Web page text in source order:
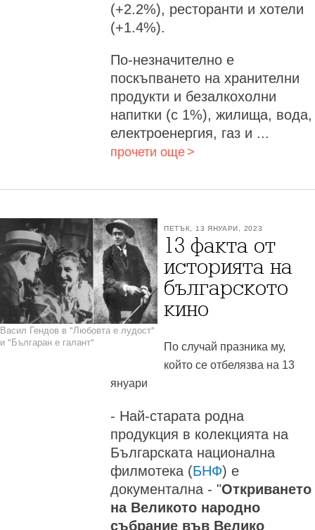
(+2.2%), ресторанти и хотели
(+1.4%).
По-незначително е
поскъпването на хранителни
продукти и безалкохолни
напитки (с 1%), жилища, вода,
електроенергия, газ и ...
прочети още
ПЕТЪК, 13 ЯНУАРИ, 2023
13 факта от
историята на
българското
кино
Васил Гендов в "Любовта е лудост"
и "Българан е галант"
По случай празника му,
който се отбелязва на 13
януари
- Най-старата родна
продукция в колекцията на
Българската национална
филмотека (БНФ) е
документална - "Откриването
на Великото народно
събрание във Велико